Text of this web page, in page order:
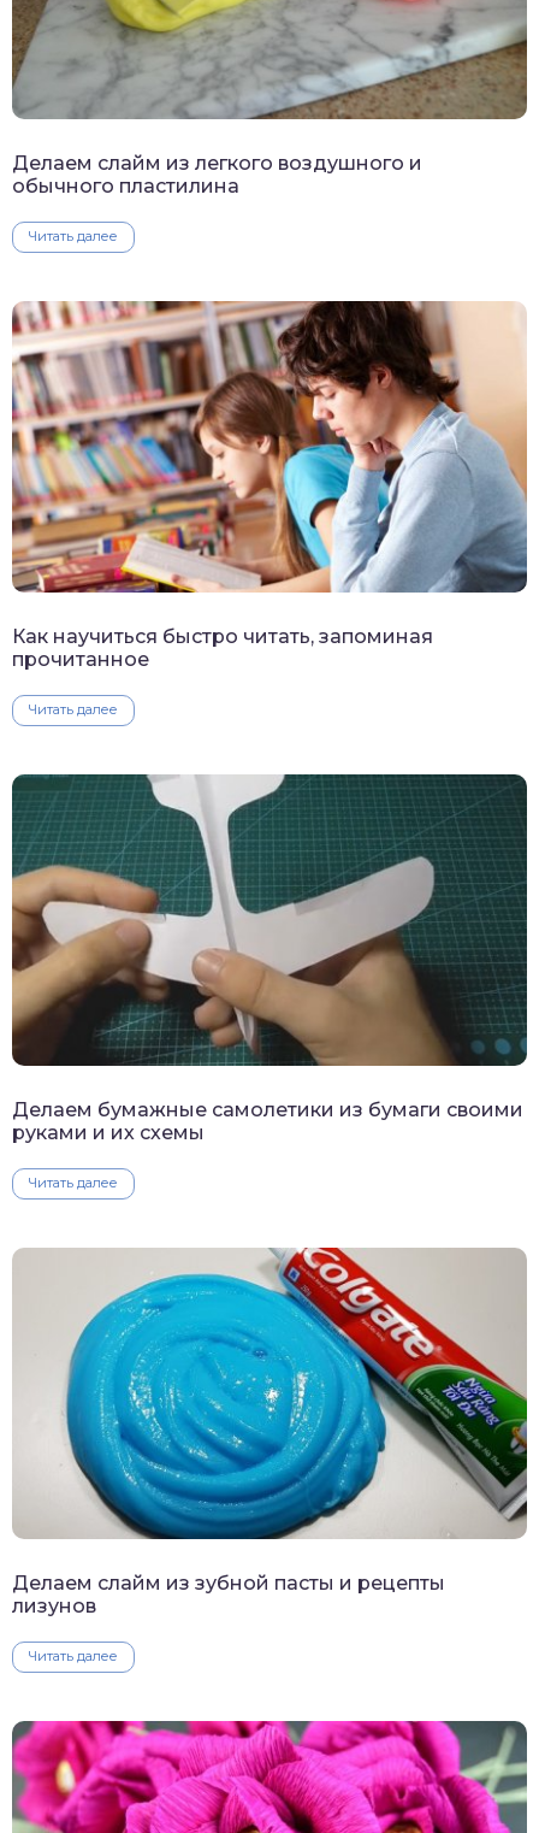
Делаем слайм из легкого воздушного и
обычного пластилина
Читать далее
Как научиться быстро читать, запоминая
прочитанное
Читать далее
Делаем бумажные самолетики из бумаги своими
руками и их схемы
Читать далее
Делаем слайм из зубной пасты и рецепты
лизунов
Читать далее